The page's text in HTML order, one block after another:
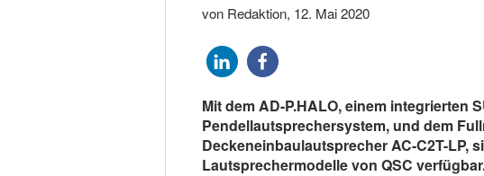
von Redaktion, 12. Mai 2020
Mit dem AD-P.HALO, einem integrierten
Pendellautsprechersystem, und dem
Deckeneinbaulautsprecher AC-C2T-LP,
Lautsprechermodelle von QSC